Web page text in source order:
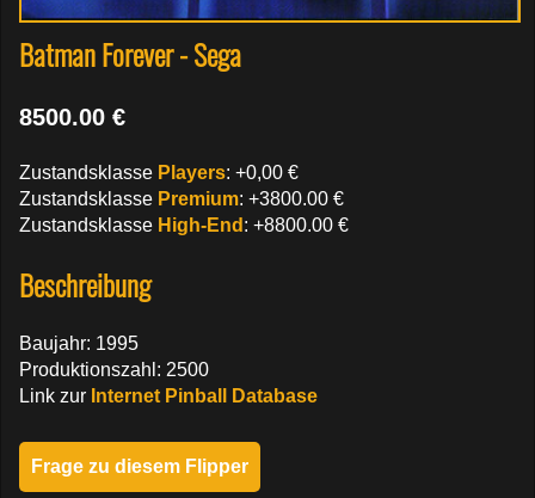
Batman Forever - Sega
8500.00 €
Zustandsklasse Players: +0,00 €
Zustandsklasse Premium: +3800.00 €
Zustandsklasse High-End : +8800.00 €
Beschreibung
Baujahr: 1995
Produktionszahl: 2500
Link zur Internet Pinball Database
Frage zu diesem Flipper